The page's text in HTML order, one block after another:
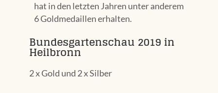
hat in den letzten Jahren unter anderem
6 Goldmedaillen erhalten.
Bundesgartenschau 2019 in
Heilbronn
2 x Gold und 2 x Silber